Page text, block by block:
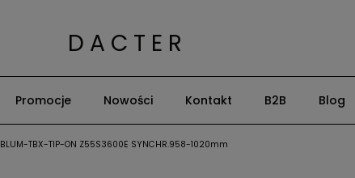
D A C T E R
Promocje Nowości Kontakt B2B Blog
BLUM-TBX-TIP-ON Z55S3600E SYNCHR.958-1020mm